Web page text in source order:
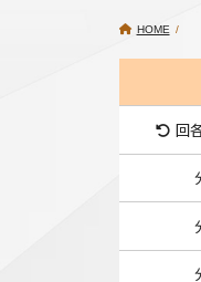
HOME /
回